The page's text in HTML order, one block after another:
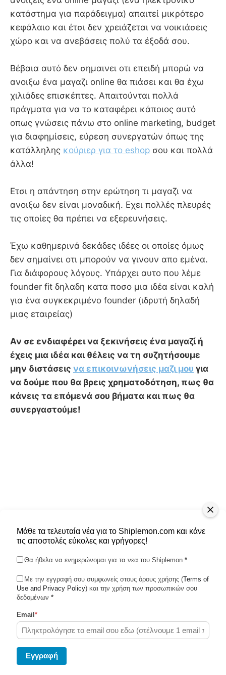
κατάστημα για παράδειγμα) απαιτεί μικρότερο
κεφάλαιο και έτσι δεν χρειάζεται να νοικιάσεις
χώρο και να ανεβάσεις πολύ τα έξοδά σου.
Βέβαια αυτό δεν σημαινει οτι επειδή μπορώ να
ανοιξω ένα μαγαζι online θα πιάσει και θα έχω
χιλιάδες επισκέπτες. Απαιτούνται πολλά
πράγματα για να το καταφέρει κάποιος αυτό
οπως γνώσεις πάνω στο online marketing, budget
για διαφημίσεις, εύρεση συνεργατών όπως της
κατάλληλης κούριερ για το eshop σου και πολλά
άλλα!
Ετσι η απάντηση στην ερώτηση τι μαγαζι να
ανοιξω δεν είναι μοναδική. Εχει πολλές πλευρές
τις οποίες θα πρέπει να εξερευνήσεις.
Έχω καθημερινά δεκάδες ιδέες οι οποίες όμως
δεν σημαίνει οτι μπορούν να γινουν απο εμένα.
Για διάφορους λόγους. Υπάρχει αυτο που λέμε
founder fit δηλαδη κατα ποσο μια ιδέα είναι καλή
για ένα συγκεκριμένο founder (ιδρυτή δηλαδή
μιας εταιρείας)
Αν σε ενδιαφέρει να ξεκινήσεις ένα μαγαζί ή
έχεις μια ιδέα και θέλεις να τη συζητήσουμε
μην διστάσεις να επικοινωνήσεις μαζι μου για
να δούμε που θα βρεις χρηματοδότηση, πως θα
κάνεις τα επόμενά σου βήματα και πως θα
συνεργαστούμε!
Shiplemon © 2026
Powered by Ghost
Μάθε τα τελευταία νέα για το Shiplemon.com και κάνε
τις αποστολές εύκολες και γρήγορες!
Θα ήθελα να ενημερώνομαι για τα νεα του Shiplemon *
Με την εγγραφή σου συμφωνείς στους όρους χρήσης (Terms of
Use and Privacy Policy) και την χρήση των προσωπικών σου
δεδομένων *
Email *
Eγγραφή